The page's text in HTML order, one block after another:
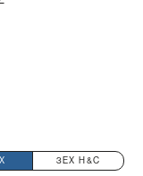
3EX H&C